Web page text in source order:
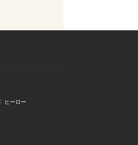
ヒーロー